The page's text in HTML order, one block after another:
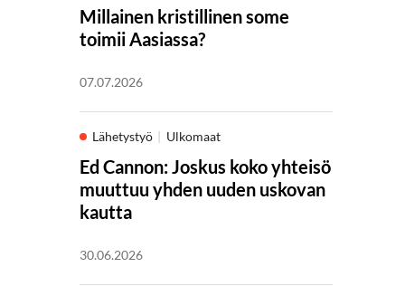
Millainen kristillinen some
toimii Aasiassa?
07.07.2026
Lähetystyö Ulkomaat
Ed Cannon: Joskus koko yhteisö
muuttuu yhden uuden uskovan
kautta
30.06.2026